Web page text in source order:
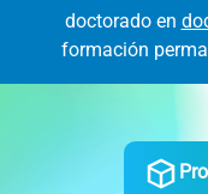
doctorado en
formación